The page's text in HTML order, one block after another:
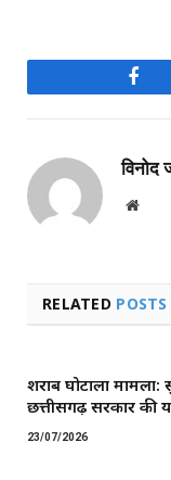
विनोद
RELATED POSTS
शराब घोटाला मामला:
छत्तीसगढ़ सरकार की
23/07/2026